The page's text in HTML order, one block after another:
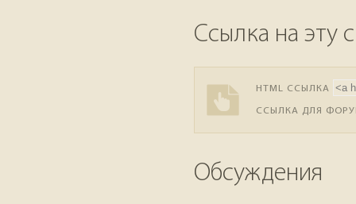
Ссылка на эту
HTML ССЫЛКА
ССЫЛКА ДЛЯ
Обсуждения